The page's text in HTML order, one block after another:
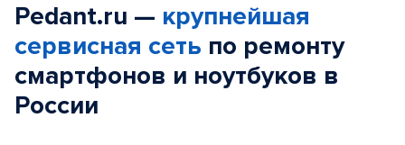
Pedant.ru — крупнейшая
сервисная сеть по ремонту
смартфонов и ноутбуков в
России